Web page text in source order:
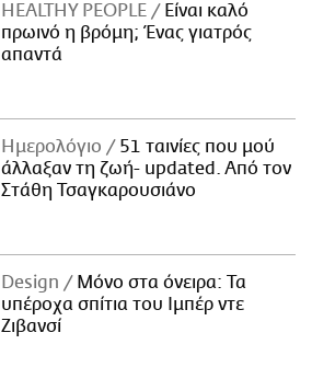
HEALTHY PEOPLE
Είναι καλό
πρωινό η βρόμη; Ένας γιατρός
απαντά
Ημερολόγιο
51 ταινίες που μού
άλλαξαν τη ζωή- updated. Aπό τον
Στάθη Τσαγκαρουσιάνο
Design
Μόνο στα όνειρα: Τα
υπέροχα σπίτια του Ιμπέρ ντε
Ζιβανσί